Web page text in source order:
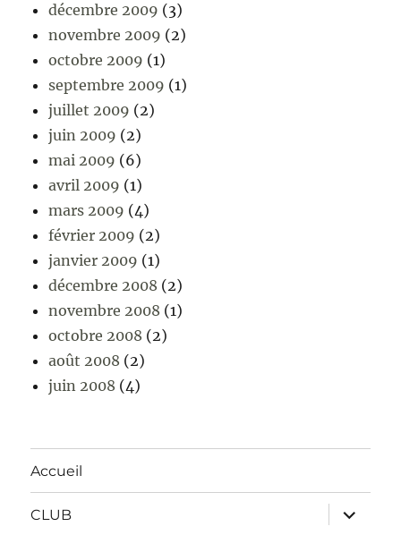
décembre 2009 (3)
novembre 2009 (2)
octobre 2009 (1)
septembre 2009 (1)
juillet 2009 (2)
juin 2009 (2)
mai 2009 (6)
avril 2009 (1)
mars 2009 (4)
février 2009 (2)
janvier 2009 (1)
décembre 2008 (2)
novembre 2008 (1)
octobre 2008 (2)
août 2008 (2)
juin 2008 (4)
Accueil
CLUB
ouvrir
le